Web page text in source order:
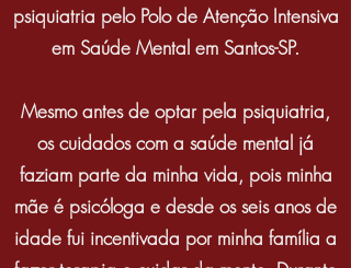
psiquiatria pelo Polo de Atenção Intensiva
em Saúde Mental em Santos-SP.
Mesmo antes de optar pela psiquiatria,
os cuidados com a saúde mental já
faziam parte da minha vida, pois minha
mãe é psicóloga e desde os seis anos de
idade fui incentivada por minha família a